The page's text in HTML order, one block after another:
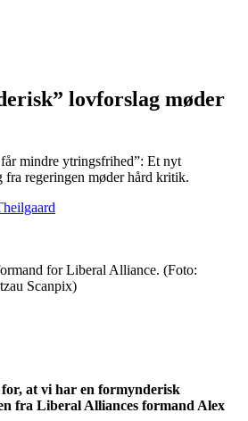
lovforslag møder
mindre ytringsfrihed”: Et nyt
regeringen møder hård kritik.
for Liberal Alliance. (Foto:
Scanpix)
at vi har en formynderisk
fra Liberal Alliances formand Alex